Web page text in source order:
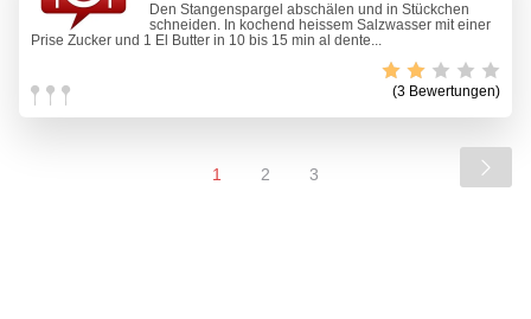
Den Stangenspargel abschälen und in Stückchen
schneiden. In kochend heissem Salzwasser mit einer
Prise Zucker und 1 El Butter in 10 bis 15 min al dente...
(3 Bewertungen)
1 2 3